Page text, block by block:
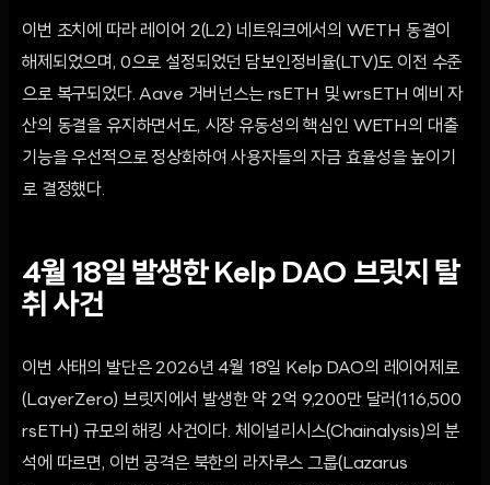
이번 조치에 따라 레이어 2(L2) 네트워크에서의 WETH 동결이
해제되었으며, 0으로 설정되었던 담보인정비율(LTV)도 이전 수준
으로 복구되었다. Aave 거버넌스는 rsETH 및 wrsETH 예비 자
산의 동결을 유지하면서도, 시장 유동성의 핵심인 WETH의 대출
기능을 우선적으로 정상화하여 사용자들의 자금 효율성을 높이기
로 결정했다.
4월 18일 발생한 Kelp DAO 브릿지 탈
취 사건
이번 사태의 발단은 2026년 4월 18일 Kelp DAO의 레이어제로
(LayerZero) 브릿지에서 발생한 약 2억 9,200만 달러(116,500
rsETH) 규모의 해킹 사건이다. 체이널리시스(Chainalysis)의 분
석에 따르면, 이번 공격은 북한의 라자루스 그룹(Lazarus